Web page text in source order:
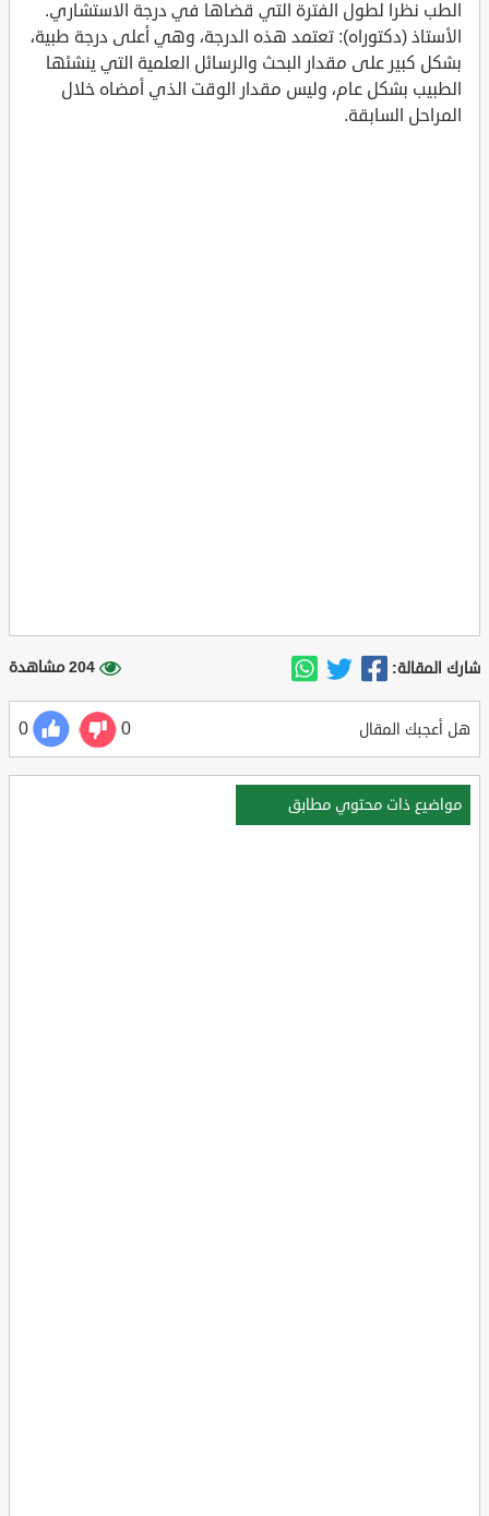
الطب نظرا لطول الفترة التي قضاها في درجة الاستشاري.
الأستاذ (دكتوراه): تعتمد هذه الدرجة، وهي أعلى درجة طبية،
بشكل كبير على مقدار البحث والرسائل العلمية التي ينشئها
الطبيب بشكل عام، وليس مقدار الوقت الذي أمضاه خلال
المراحل السابقة.
شارك المقالة: 204 مشاهدة
هل أعجبك المقال 0
0
مواضيع ذات محتوي مطابق